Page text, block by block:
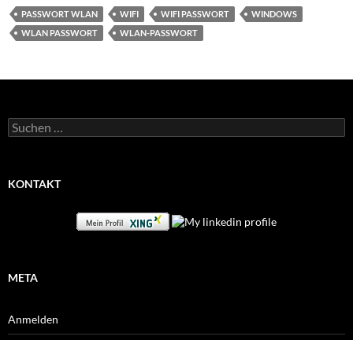
PASSWORT WLAN WIFI WIFI PASSWORT
WINDOWS
WLAN PASSWORT
WLAN-PASSWORT
Suchen
nach:
KONTAKT
META
Anmelden